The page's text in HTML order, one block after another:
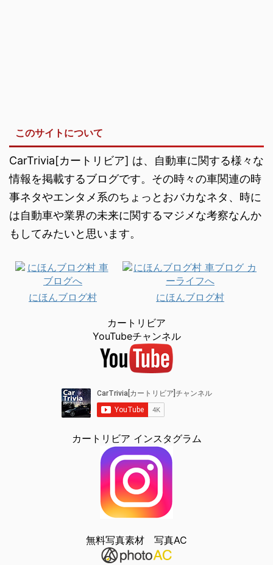
このサイトについて
CarTrivia[カートリビア] は、自動車に関する様々な
情報を掲載するブログです。その時々の車関連の時
事ネタやエンタメ系のちょっとおバカなネタ、時に
は自動車や業界の未来に関するマジメな考察なんか
もしてみたいと思います。
にほんブログ村 にほんブログ村
カートリビア
YouTubeチャンネル
カートリビア インスタグラム
無料写真素材 写真AC